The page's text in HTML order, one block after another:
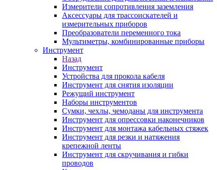
Измерители сопротивления заземления
Аксессуары для трассоискателей и
измерительных приборов
Преобразователи переменного тока
Мультиметры, комбинированные приборы
Инструмент
Назад
Инструмент
Устройства для прокола кабеля
Инструмент для снятия изоляции
Режущий инструмент
Наборы инструментов
Сумки, чехлы, чемоданы для инструмента
Инструмент для опрессовки наконечников
Инструмент для монтажа кабельных стяжек
Инструмент для резки и натяжения
крепежной ленты
Инструмент для скручивания и гибки
проводов